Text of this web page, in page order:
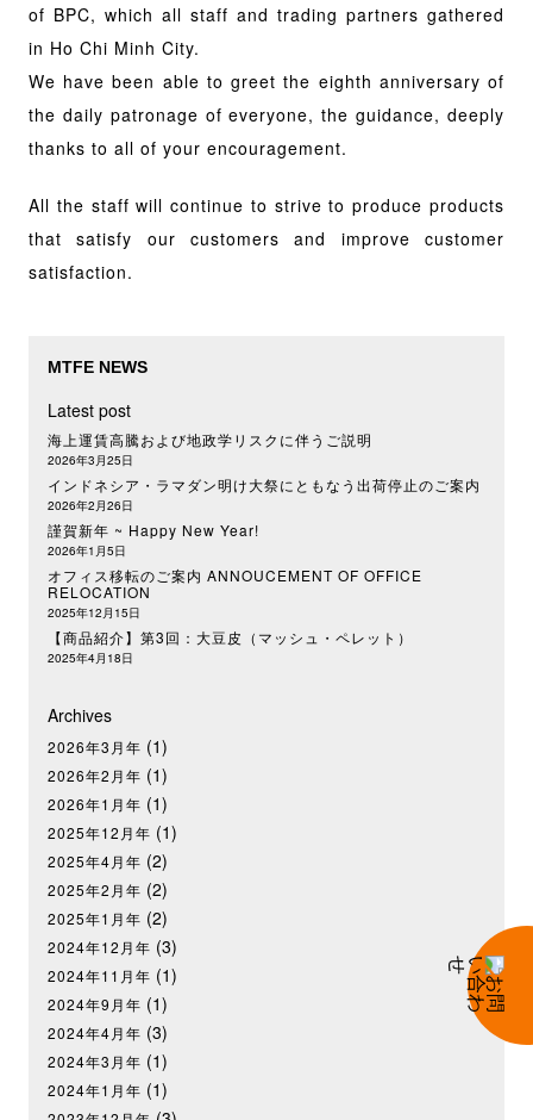
of BPC, which all staff and trading partners gathered
in Ho Chi Minh City.
We have been able to greet the eighth anniversary of
the daily patronage of everyone, the guidance, deeply
thanks to all of your encouragement.
All the staff will continue to strive to produce products
that satisfy our customers and improve customer
satisfaction.
MTFE NEWS
Latest post
海上運賃高騰および地政学リスクに伴うご説明
2026年3月25日
インドネシア・ラマダン明け大祭にともなう出荷停止のご案内
2026年2月26日
謹賀新年 ~ Happy New Year!
2026年1月5日
オフィス移転のご案内 ANNOUCEMENT OF OFFICE
RELOCATION
2025年12月15日
【商品紹介】第3回：大豆皮（マッシュ・ペレット）
2025年4月18日
Archives
2026年3月年 (1)
2026年2月年 (1)
2026年1月年 (1)
2025年12月年 (1)
2025年4月年 (2)
2025年2月年 (2)
2025年1月年 (2)
2024年12月年 (3)
2024年11月年 (1)
2024年9月年 (1)
2024年4月年 (3)
2024年3月年 (1)
2024年1月年 (1)